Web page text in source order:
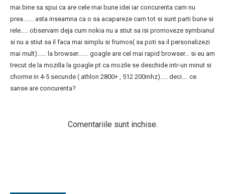
mai bine sa spui ca are cele mai bune idei iar concurenta cam nu
prea……. asta inseamna ca o sa acapareze cam tot si sunt parti bune si
rele….. observam deja cum nokia nu a stiut sa isi promoveze symbianul
si nu a stiut sa il faca mai simplu si frumos( sa poti sa il personalizezi
mai mult)…… la browser……. goagle are cel mai rapid browser… si eu am
trecut de la mozilla la goagle pt ca mozile se deschide intr-un minut si
chorme in 4-5 secunde ( athlon 2800+ , 512 200mhz)….. deci…. ce
sanse are concurenta?
Comentariile sunt inchise.